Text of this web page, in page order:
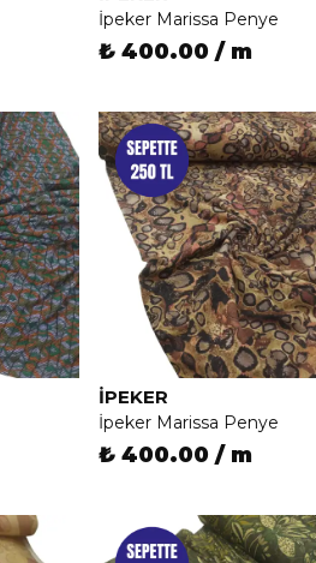
İpeker Marissa Penye
₺ 400.00 / m
İPEKER
İpeker Marissa Penye
₺ 400.00 / m